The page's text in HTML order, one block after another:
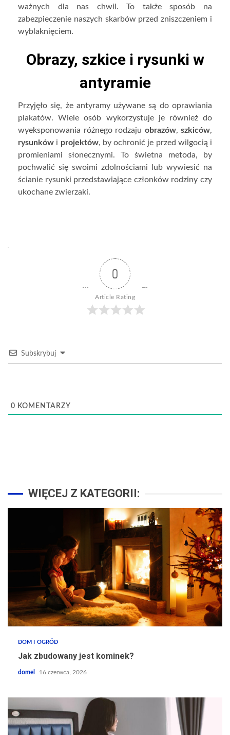
ważnych dla nas chwil. To także sposób na
zabezpieczenie naszych skarbów przed zniszczeniem i
wyblaknięciem.
Obrazy, szkice i rysunki w
antyramie
Przyjęło się, że antyramy używane są do oprawiania
plakatów. Wiele osób wykorzystuje je również do
wyeksponowania różnego rodzaju obrazów, szkiców,
rysunków i projektów, by ochronić je przed wilgocią i
promieniami słonecznymi. To świetna metoda, by
pochwalić się swoimi zdolnościami lub wywiesić na
ścianie rysunki przedstawiające członków rodziny czy
ukochane zwierzaki.
0
Article Rating
Subskrybuj
0 KOMENTARZY
WIĘCEJ Z KATEGORII:
DOM I OGRÓD
Jak zbudowany jest kominek?
domel 16 czerwca, 2026